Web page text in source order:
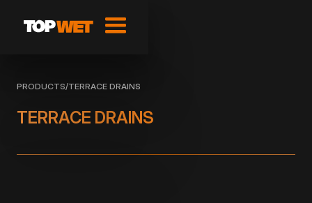
PRODUCTS/TERRACE DRAINS
TERRACE DRAINS